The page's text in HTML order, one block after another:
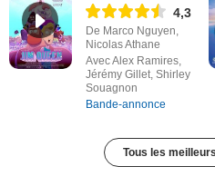
4,3
De Marco Nguyen,
Nicolas Athane
Avec Alex Ramires,
Jérémy Gillet, Shirley
Souagnon
Bande-annonce
Tous les